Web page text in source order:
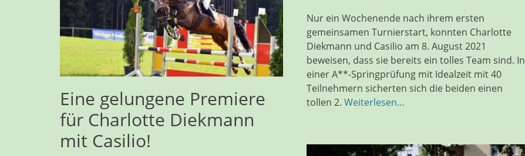
Nur ein Wochenende nach ihrem ersten
gemeinsamen Turnierstart, konnten Charlotte
Diekmann und Casilio am 8. August 2021
beweisen, dass sie bereits ein tolles Team sind. In
einer A**-Springprüfung mit Idealzeit mit 40
Teilnehmern sicherten sich die beiden einen
tollen 2. Weiterlesen…
Eine gelungene Premiere
für Charlotte Diekmann
mit Casilio!